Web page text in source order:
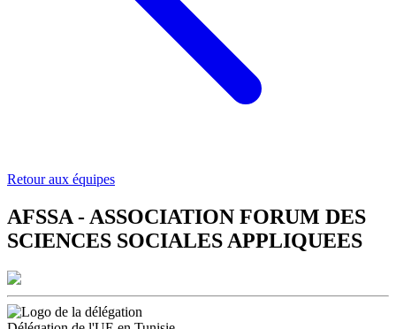
Retour aux équipes
AFSSA - ASSOCIATION FORUM DES
SCIENCES SOCIALES APPLIQUEES